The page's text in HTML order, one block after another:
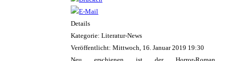
Details
Kategorie: Literatur-News
Veröffentlicht: Mittwoch, 16. Januar 2019 19:30